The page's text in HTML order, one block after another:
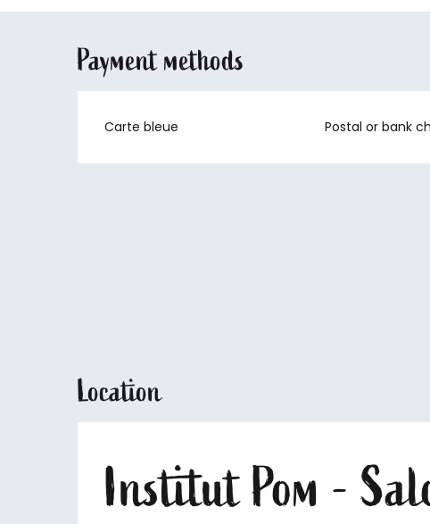
Payment methods
Carte bleue Postal or bank
Location
Institut Pom -